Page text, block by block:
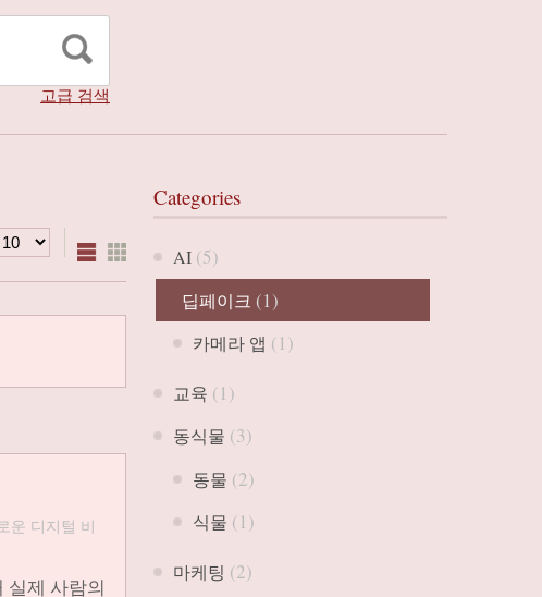
고급 검색
운 디지털 비
제 사람의
Categories
AI (5)
딥페이크 (1)
카메라 앱 (1)
교육 (1)
동식물 (3)
동물 (2)
식물 (1)
마케팅 (2)